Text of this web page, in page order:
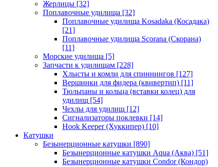
Жерлицы [32]
Поплавочные удилища [32]
Поплавочные удилища Kosadaka (Косадака)
[21]
Поплавочные удилища Scorana (Скорана)
[11]
Морские удилища [5]
Запчасти к удилищам [228]
Хлысты и комли для спиннингов [127]
Вершинки для фидера (квивертип) [11]
Тюльпаны и кольца (вставки колец) для
удилищ [54]
Чехлы для удилищ [12]
Сигнализаторы поклевки [14]
Hook Keeper (Хуккипер) [10]
Катушки
Безынерционные катушки [890]
Безынерционные катушки Aqua (Аква) [51]
Безынерционные катушки Condor (Кондор)